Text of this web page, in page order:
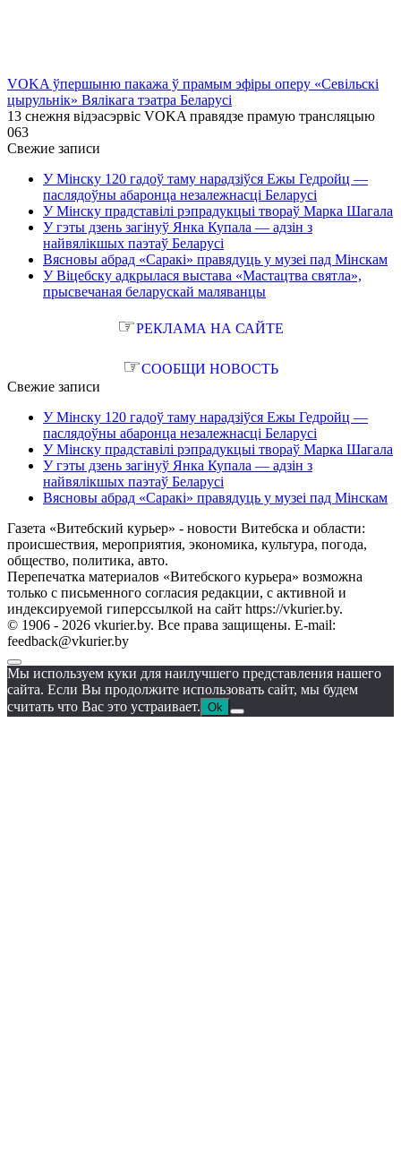
VOKA ўпершыню пакажа ў прамым эфіры оперу «Севільскі
цырульнік» Вялікага тэатра Беларусі
13 снежня відэасэрвіс VOKA правядзе прамую трансляцыю
063
Свежие записи
У Мінску 120 гадоў таму нарадзіўся Ежы Гедройц —
паслядоўны абаронца незалежнасці Беларусі
У Мінску прадставілі рэпрадукцыі твораў Марка Шагала
У гэты дзень загінуў Янка Купала — адзін з
найвялікшых паэтаў Беларусі
Вясновы абрад «Саракі» правядуць у музеі пад Мінскам
У Віцебску адкрылася выстава «Мастацтва святла»,
прысвечаная беларускай маляванцы
☞РЕКЛАМА НА САЙТЕ
☞СООБЩИ НОВОСТЬ
Свежие записи
У Мінску 120 гадоў таму нарадзіўся Ежы Гедройц —
паслядоўны абаронца незалежнасці Беларусі
У Мінску прадставілі рэпрадукцыі твораў Марка Шагала
У гэты дзень загінуў Янка Купала — адзін з
найвялікшых паэтаў Беларусі
Вясновы абрад «Саракі» правядуць у музеі пад Мінскам
Газета «Витебский курьер» - новости Витебска и области:
происшествия, мероприятия, экономика, культура, погода,
общество, политика, авто.
Перепечатка материалов «Витебского курьера» возможна
только с письменного согласия редакции, с активной и
индексируемой гиперссылкой на сайт https://vkurier.by.
© 1906 - 2026 vkurier.by. Все права защищены. E-mail:
feedback@vkurier.by
Мы используем куки для наилучшего представления нашего
сайта. Если Вы продолжите использовать сайт, мы будем
считать что Вас это устраивает. Ok